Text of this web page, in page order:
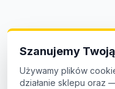
Szanujemy
Używamy plików
działanie sklepu oraz